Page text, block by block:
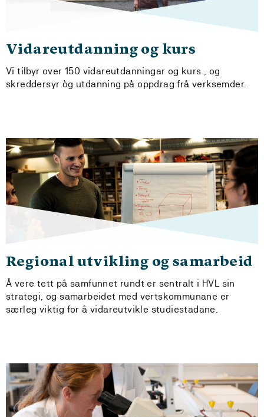
Vidareutdanning og kurs
Vi tilbyr over 150 vidareutdanningar og kurs , og
skreddersyr òg utdanning på oppdrag frå verksemder.
Regional utvikling og samarbeid
Å vere tett på samfunnet rundt er sentralt i HVL sin
strategi, og samarbeidet med vertskommunane er
særleg viktig for å vidareutvikle studiestadane.